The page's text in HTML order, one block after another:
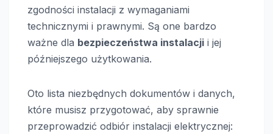
zgodności instalacji z wymaganiami
technicznymi i prawnymi. Są one bardzo
ważne dla bezpieczeństwa instalacji i jej
późniejszego użytkowania.
Oto lista niezbędnych dokumentów i danych,
które musisz przygotować, aby sprawnie
przeprowadzić odbiór instalacji elektrycznej: